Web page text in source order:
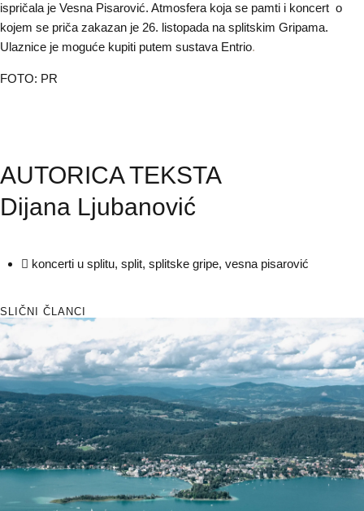
ispričala je Vesna Pisarović. Atmosfera koja se pamti i koncert o
kojem se priča zakazan je 26. listopada na splitskim Gripama.
Ulaznice je moguće kupiti putem sustava Entrio.
FOTO: PR
AUTORICA TEKSTA
Dijana Ljubanović
koncerti u splitu, split, splitske gripe, vesna pisarović
SLIČNI ČLANCI